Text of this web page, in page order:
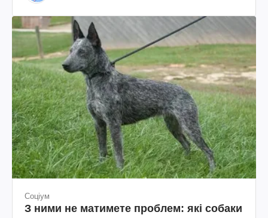
Соціум
З ними не матимете проблем: які собаки